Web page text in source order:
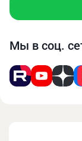
трудиться 24/
Снижается
1 следует
Мы в соц.